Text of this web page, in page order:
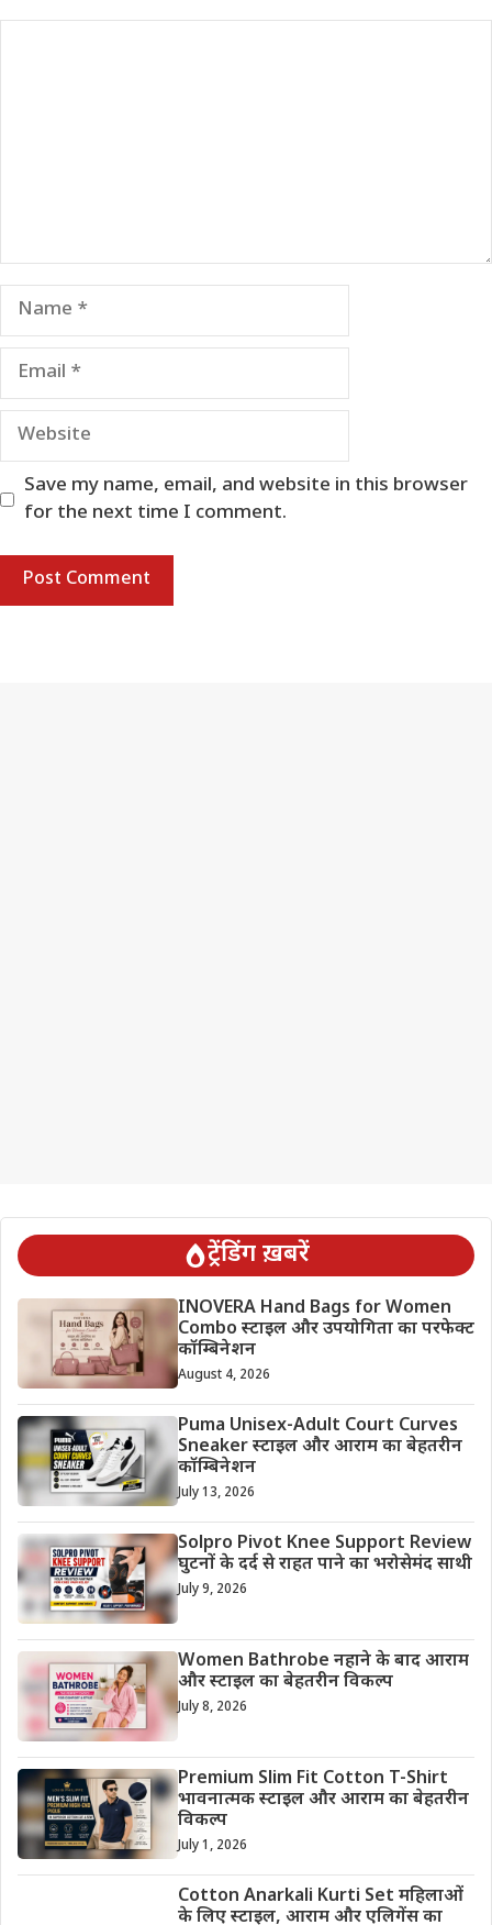
Name
Email
Website
Save my name, email, and website in this browser
for the next time I comment.
ट्रेंडिंग ख़बरें
INOVERA Hand Bags for Women
Combo स्टाइल और उपयोगिता का परफेक्ट
कॉम्बिनेशन
August 4, 2026
Puma Unisex-Adult Court Curves
Sneaker स्टाइल और आराम का बेहतरीन
कॉम्बिनेशन
July 13, 2026
Solpro Pivot Knee Support Review
घुटनों के दर्द से राहत पाने का भरोसेमंद साथी
July 9, 2026
Women Bathrobe नहाने के बाद आराम
और स्टाइल का बेहतरीन विकल्प
July 8, 2026
Premium Slim Fit Cotton T-Shirt
भावनात्मक स्टाइल और आराम का बेहतरीन
विकल्प
July 1, 2026
Cotton Anarkali Kurti Set महिलाओं
के लिए स्टाइल, आराम और एलिगेंस का